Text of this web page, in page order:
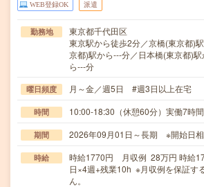
WEB登録OK 派遣
勤務地
東京都千代田区
東京駅から徒歩2分／京橋(東京都)
京都)駅から---分／日本橋(東京都)
ら---分
曜日頻度 月～金／週5日 #週3日以上在宅
時間 10:00-18:30（休憩60分）実働7時
期間 2026年09月01日～長期 ※開始日
時給
時給1770円 月収例 28万円 時給
日×4週+残業10h ※月収例を保証す
ん。